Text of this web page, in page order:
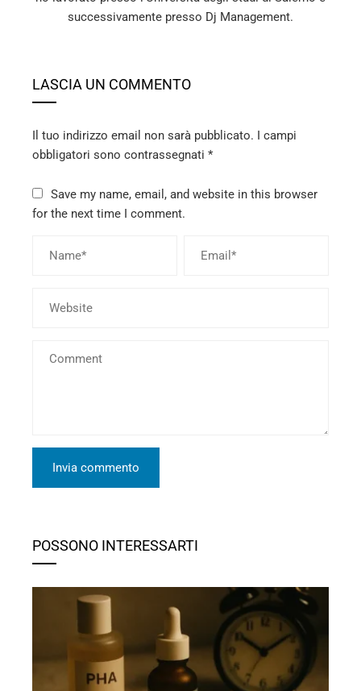
successivamente presso Dj Management.
LASCIA UN COMMENTO
Il tuo indirizzo email non sarà pubblicato. I campi
obbligatori sono contrassegnati *
Save my name, email, and website in this browser
for the next time I comment.
POSSONO INTERESSARTI